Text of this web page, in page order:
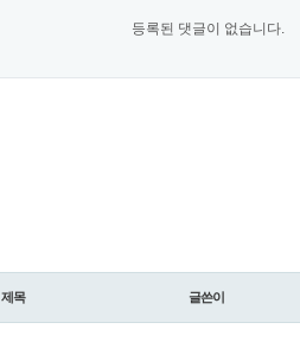
등록된 댓글이 없습니다.
제목 글쓴이